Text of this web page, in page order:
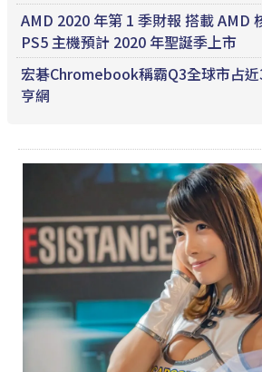
AMD 2020 年第 1 季財報 搭載 AMD
PS5 主機預計 2020 年聖誕季上市
宏碁Chromebook稱霸Q3全球市占
亨網